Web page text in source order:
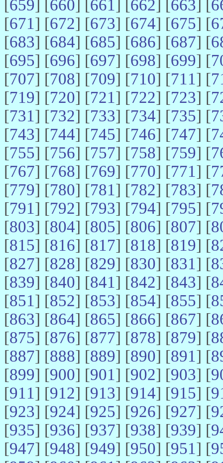
[659] [660] [661] [662] [663] [
[671] [672] [673] [674] [675] [
[683] [684] [685] [686] [687] [
[695] [696] [697] [698] [699] [
[707] [708] [709] [710] [711] [
[719] [720] [721] [722] [723] [
[731] [732] [733] [734] [735] [
[743] [744] [745] [746] [747] [
[755] [756] [757] [758] [759] [
[767] [768] [769] [770] [771] [
[779] [780] [781] [782] [783] [
[791] [792] [793] [794] [795] [
[803] [804] [805] [806] [807] [
[815] [816] [817] [818] [819] [
[827] [828] [829] [830] [831] [
[839] [840] [841] [842] [843] [
[851] [852] [853] [854] [855] [
[863] [864] [865] [866] [867] [
[875] [876] [877] [878] [879] [
[887] [888] [889] [890] [891] [
[899] [900] [901] [902] [903] [
[911] [912] [913] [914] [915] [
[923] [924] [925] [926] [927] [
[935] [936] [937] [938] [939] [
[947] [948] [949] [950] [951] [